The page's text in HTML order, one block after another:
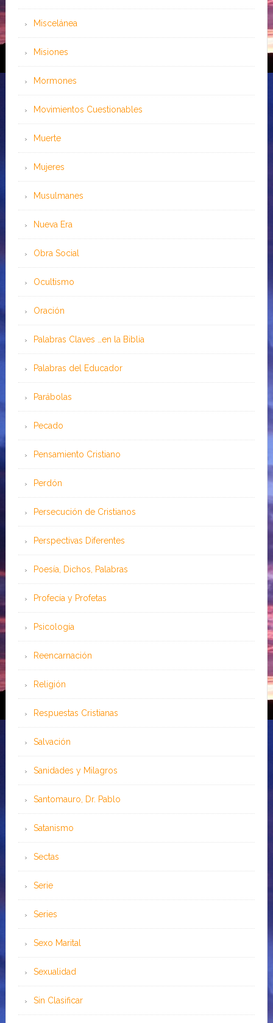
Miscelánea
Misiones
Mormones
Movimientos Cuestionables
Muerte
Mujeres
Musulmanes
Nueva Era
Obra Social
Ocultismo
Oración
Palabras Claves …en la Biblia
Palabras del Educador
Parábolas
Pecado
Pensamiento Cristiano
Perdón
Persecución de Cristianos
Perspectivas Diferentes
Poesía, Dichos, Palabras
Profecía y Profetas
Psicología
Reencarnación
Religión
Respuestas Cristianas
Salvación
Sanidades y Milagros
Santomauro, Dr. Pablo
Satanismo
Sectas
Serie
Series
Sexo Marital
Sexualidad
Sin Clasificar